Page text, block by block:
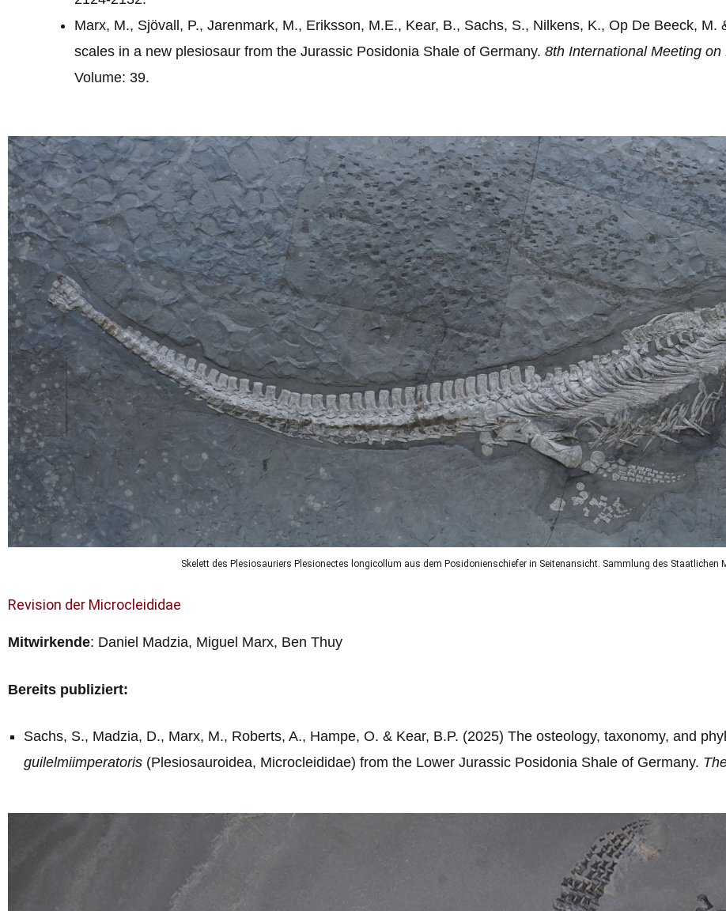
Marx, M., Sjövall, P., Jarenmark, M., Eriksson, M.E., Kear, B., Sachs, S., Nilkens, K., Op De Beeck,
scales in a new plesiosaur from the Jurassic Posidonia Shale of Germany. 8th International Meeting
Volume: 39.
Skelett des Plesiosauriers Plesionectes longicollum aus dem Posidonienschiefer in Seitenansicht. Sammlung des Staatlichen
Revision der Microcleididae
Mitwirkende: Daniel Madzia, Miguel Marx, Ben Thuy
Bereits publiziert:
Sachs, S., Madzia, D., Marx, M., Roberts, A., Hampe, O. & Kear, B.P. (2025) The osteology, taxonomy, and
guilelmiimperatoris (Plesiosauroidea, Microcleididae) from the Lower Jurassic Posidonia Shale of Germany.